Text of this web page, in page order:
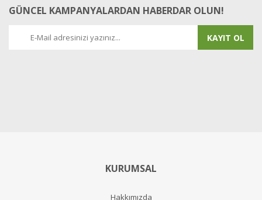
GÜNCEL KAMPANYALARDAN HABERDAR OLUN!
KAYIT OL
KURUMSAL
Hakkımızda